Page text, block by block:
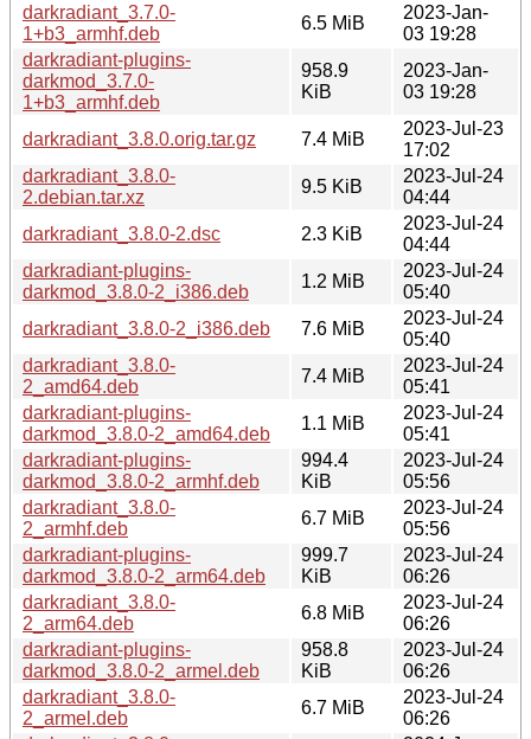
darkradiant_3.7.0-
1+b3_armhf.deb
6.5 MiB
2023-Jan-
03 19:28
darkradiant-plugins-
darkmod_3.7.0-
1+b3_armhf.deb
958.9
KiB
2023-Jan-
03 19:28
darkradiant_3.8.0.orig.tar.gz 7.4 MiB
2023-Jul-23
17:02
darkradiant_3.8.0-
2.debian.tar.xz
9.5 KiB
2023-Jul-24
04:44
darkradiant_3.8.0-2.dsc
2.3 KiB
2023-Jul-24
04:44
darkradiant-plugins-
darkmod_3.8.0-2_i386.deb
1.2 MiB
2023-Jul-24
05:40
darkradiant_3.8.0-2_i386.deb
7.6 MiB
2023-Jul-24
05:40
darkradiant_3.8.0-
2_amd64.deb
7.4 MiB
2023-Jul-24
05:41
darkradiant-plugins-
darkmod_3.8.0-2_amd64.deb
1.1 MiB
2023-Jul-24
05:41
darkradiant-plugins-
darkmod_3.8.0-2_armhf.deb
994.4
KiB
2023-Jul-24
05:56
darkradiant_3.8.0-
2_armhf.deb
6.7 MiB
2023-Jul-24
05:56
darkradiant-plugins-
darkmod_3.8.0-2_arm64.deb
999.7
KiB
2023-Jul-24
06:26
darkradiant_3.8.0-
2_arm64.deb
6.8 MiB
2023-Jul-24
06:26
darkradiant-plugins-
darkmod_3.8.0-2_armel.deb
958.8
KiB
2023-Jul-24
06:26
darkradiant_3.8.0-
2_armel.deb
6.7 MiB
2023-Jul-24
06:26